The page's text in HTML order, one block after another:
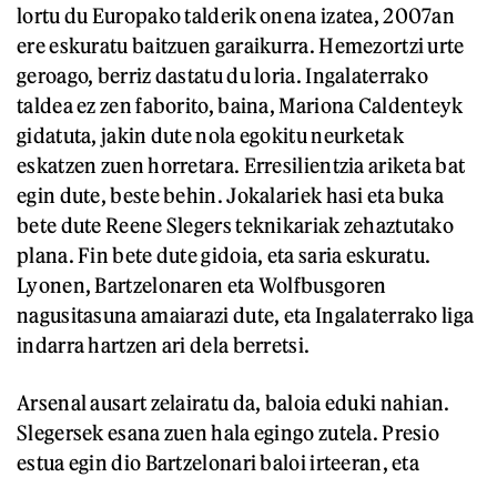
lortu du Europako talderik onena izatea, 2007an
ere eskuratu baitzuen garaikurra. Hemezortzi urte
geroago, berriz dastatu du loria. Ingalaterrako
taldea ez zen faborito, baina, Mariona Caldenteyk
gidatuta, jakin dute nola egokitu neurketak
eskatzen zuen horretara. Erresilientzia ariketa bat
egin dute, beste behin. Jokalariek hasi eta buka
bete dute Reene Slegers teknikariak zehaztutako
plana. Fin bete dute gidoia, eta saria eskuratu.
Lyonen, Bartzelonaren eta Wolfbusgoren
nagusitasuna amaiarazi dute, eta Ingalaterrako liga
indarra hartzen ari dela berretsi.
Arsenal ausart zelairatu da, baloia eduki nahian.
Slegersek esana zuen hala egingo zutela. Presio
estua egin dio Bartzelonari baloi irteeran, eta